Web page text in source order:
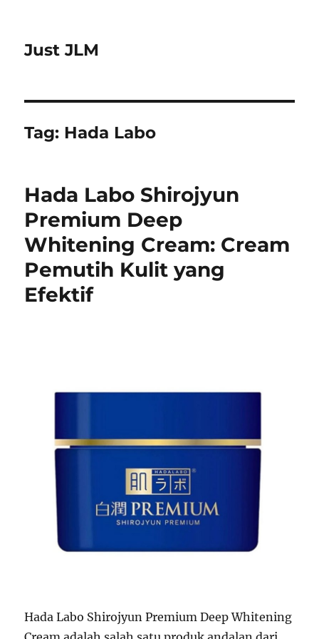
Just JLM
Tag: Hada Labo
Hada Labo Shirojyun
Premium Deep
Whitening Cream: Cream
Pemutih Kulit yang
Efektif
Hada Labo Shirojyun Premium Deep Whitening